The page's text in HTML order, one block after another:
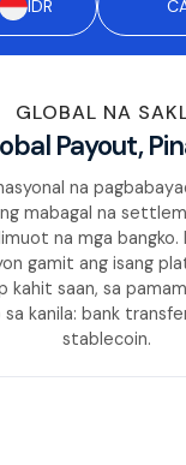
IDR CAD
GLOBAL NA
Payout,
na
mabagal na
na mga bangko.
gamit ang isang
kahit saan, sa
sa kanila: bank
stablecoin.